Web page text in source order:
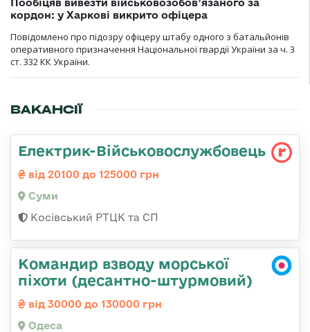
кордон: у Харкові викрито офіцера
Повідомлено про підозру офіцеру штабу одного з батальйонів
оперативного призначення Національної гвардії України за ч. 3
ст. 332 КК України.
ВАКАНСІЇ
Електрик-Військовослужбовець
від 20100 до 125000 грн
Суми
Косівський РТЦК та СП
Командир взводу морської
піхоти (десантно-штурмовий)
від 30000 до 130000 грн
Одеса